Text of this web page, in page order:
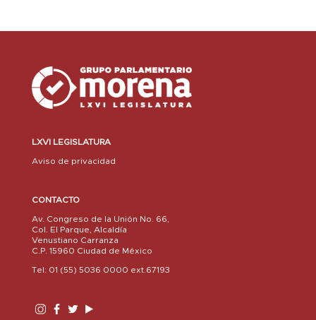
LXVI LEGISLATURA
Aviso de privacidad
CONTACTO
Av. Congreso de la Unión No. 66,
Col. El Parque, Alcaldía
Venustiano Carranza
C.P. 15960 Ciudad de México
Tel: 01 (55) 5036 0000 ext.67193